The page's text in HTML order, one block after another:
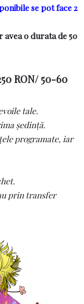
se pot face 2
o durata de 50
RON/ 50-60
tale.
ședință.
programate, iar
prin transfer